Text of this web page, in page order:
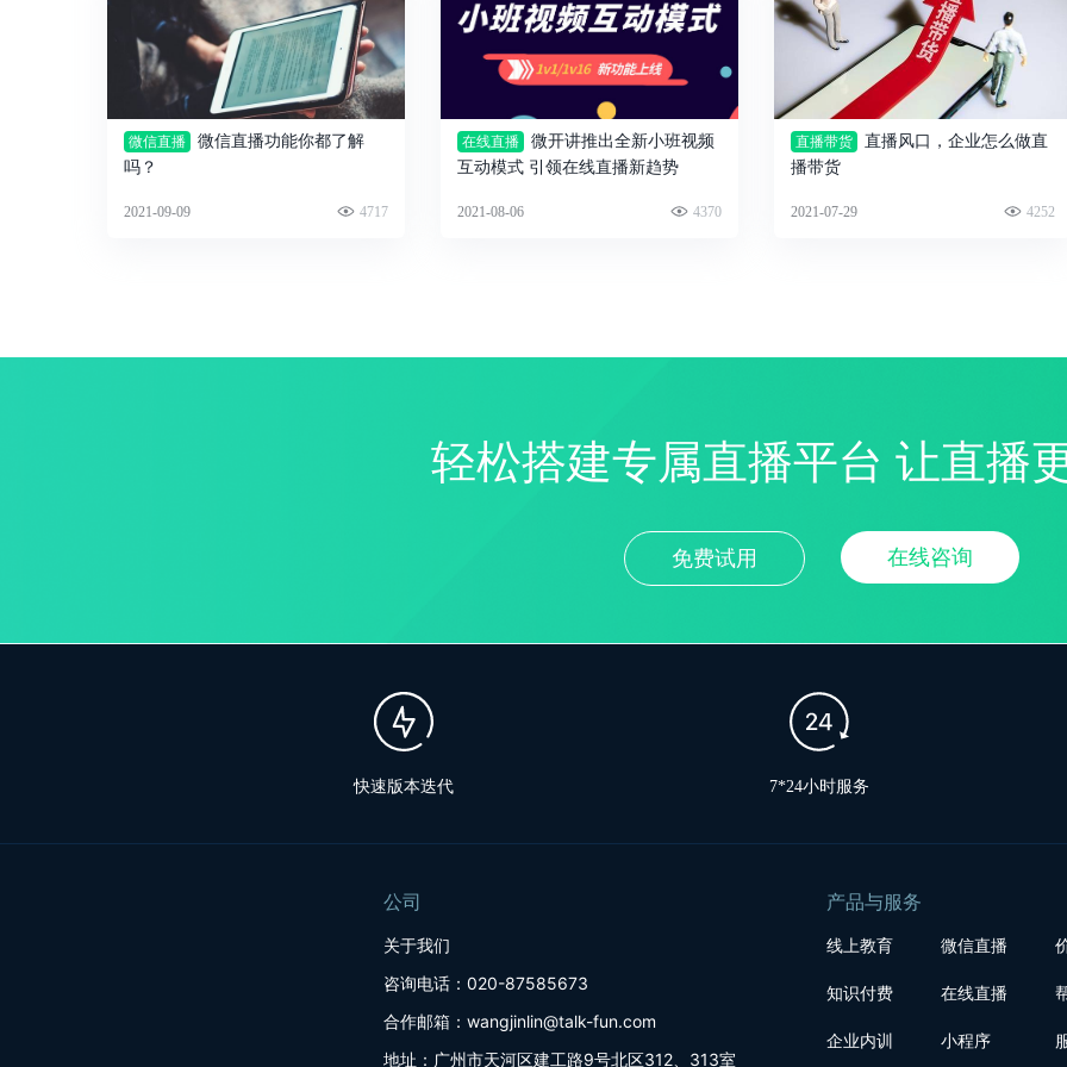
微信直播
微信直播功能你都了解
吗？
2021-09-09 4717
在线直播
微开讲推出全新小班视频
互动模式 引领在线直播新趋势
2021-08-06 4370
直播带货
直播风口，企业怎么做直
播带货
2021-07-29 4252
轻松搭建专属直播平台 让直播
免费试用 在线咨询
快速版本迭代 7*24小时服务
公司
关于我们
咨询电话：020-87585673
合作邮箱：wangjinlin@talk-fun.com
地址：广州市天河区建工路9号北区312、313室
产品与服务
线上教育
知识付费
企业内训
微信直播
在线直播
小程序